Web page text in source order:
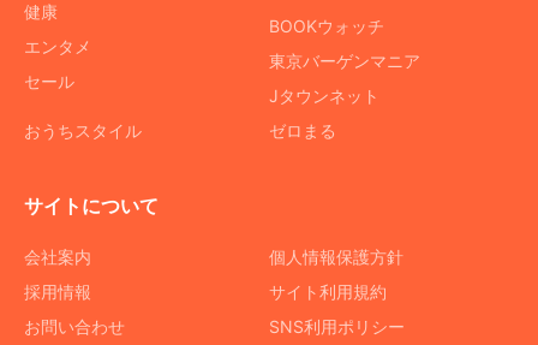
健康
エンタメ
セール
おうちスタイル
BOOKウォッチ
東京バーゲンマニア
Jタウンネット
ゼロまる
サイトについて
会社案内
採用情報
お問い合わせ
個人情報保護方針
サイト利用規約
SNS利用ポリシー